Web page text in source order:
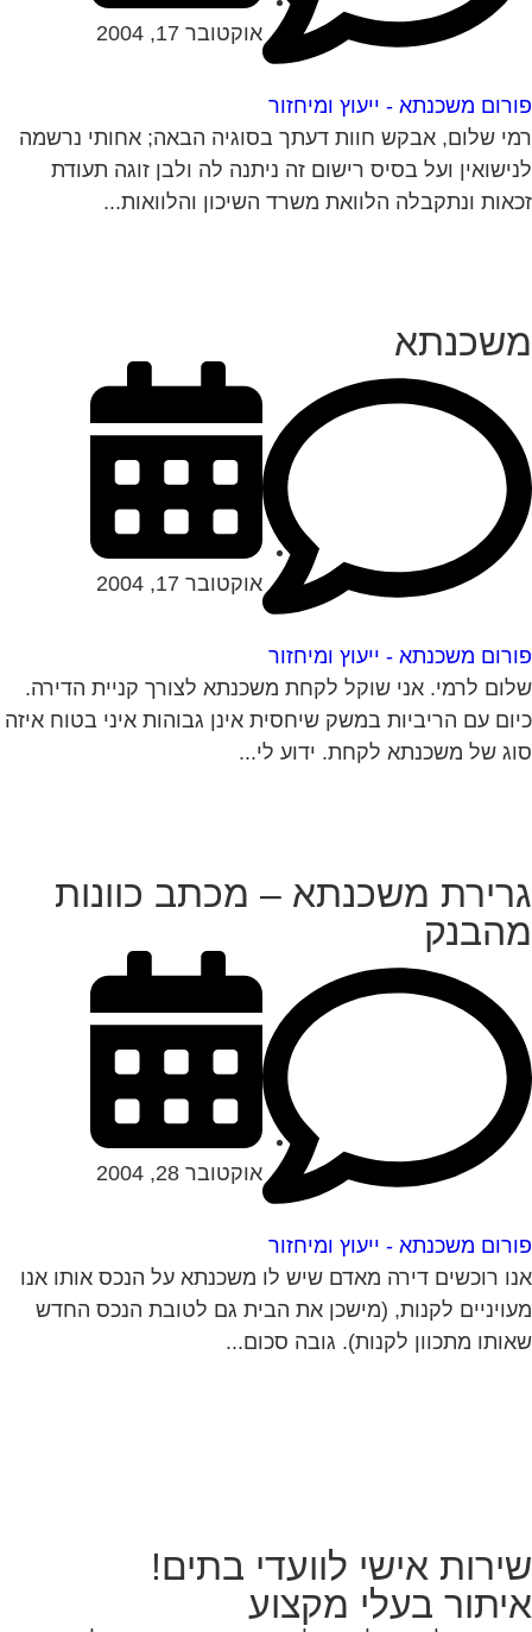
משכנתא - ייעוץ ומיחזור
אוקטובר 17, 2004
שלום, אבקש חוות דעתך בסוגיה הבאה; אחותי נרשמה
ועל בסיס רישום זה ניתנה לה ולבן זוגה תעודת
ונתקבלה הלוואת משרד השיכון והלוואות...
משכנתא - ייעוץ ומיחזור
אוקטובר 17, 2004
לרמי. אני שוקל לקחת משכנתא לצורך קניית הדירה.
עם הריביות במשק שיחסית אינן גבוהות איני בטוח איזה
של משכנתא לקחת. ידוע לי...
משכנתא – מכתב כוונות
משכנתא - ייעוץ ומיחזור
אוקטובר 28, 2004
רוכשים דירה מאדם שיש לו משכנתא על הנכס אותו אנו
לקנות, (מישכן את הבית גם לטובת הנכס החדש
מתכוון לקנות). גובה סכום...
אישי לוועדי בתים!
בעלי מקצוע